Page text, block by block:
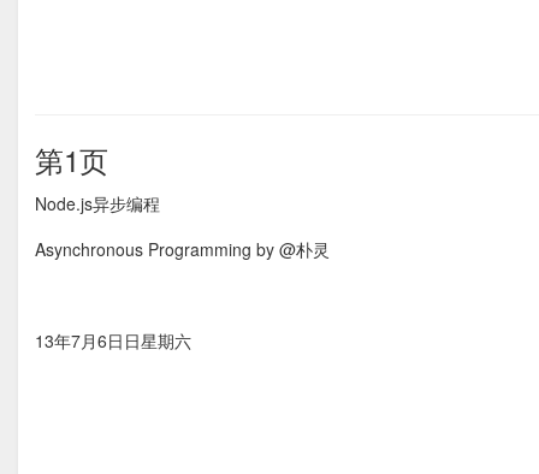
第1页
Node.js异步编程
Asynchronous Programming by @朴灵
13年7月6⽇日星期六